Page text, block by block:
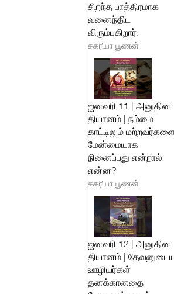
சிறந்த பாத்திரமாக
வனைந்திட
விரும்புகிறார்.
சகரியா பூணன்
ஜனவரி 11 | அனுதின
தியானம் | நம்மை
காட்டிலும்
மேன்மையாக
நினைப்பது என்றால்
என்ன?
சகரியா பூணன்
ஜனவரி 12 | அனுதின
தியானம் |
ஊழியர்கள்
தனக்கானதை